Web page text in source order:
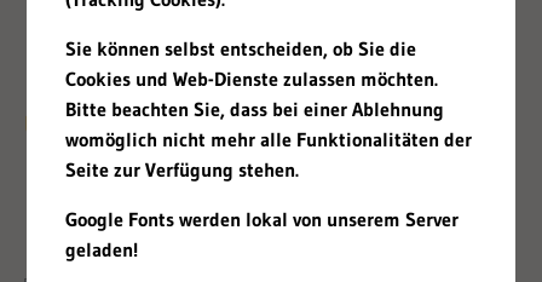
Un breve paseo por nuestra historia
2003
Sie können selbst entscheiden, ob Sie die
Cookies und Web-Dienste zulassen möchten.
Bitte beachten Sie, dass bei einer Ablehnung
womöglich nicht mehr alle Funktionalitäten der
Seite zur Verfügung stehen.
Google Fonts werden lokal von unserem Server
geladen!